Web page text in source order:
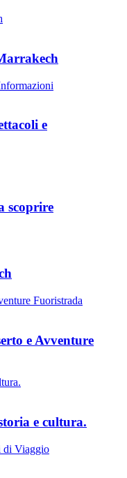
e
scoprire
Fuoristrada
e Avventure
e cultura.
di Viaggio